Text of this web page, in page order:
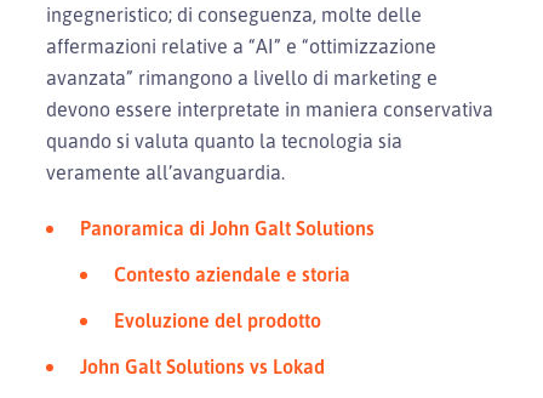
ingegneristico; di conseguenza, molte delle
affermazioni relative a “AI” e “ottimizzazione
avanzata” rimangono a livello di marketing e
devono essere interpretate in maniera conservativa
quando si valuta quanto la tecnologia sia
veramente all’avanguardia.
Panoramica di John Galt Solutions
Contesto aziendale e storia
Evoluzione del prodotto
John Galt Solutions vs Lokad